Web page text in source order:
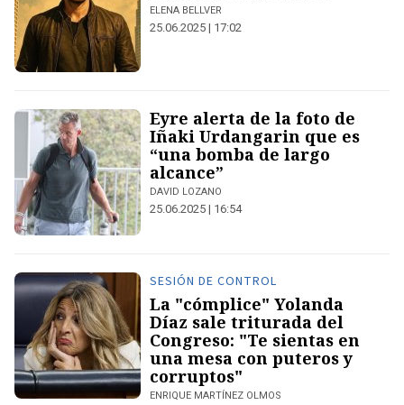
ELENA BELLVER
25.06.2025 | 17:02
Eyre alerta de la foto de
Iñaki Urdangarin que es
“una bomba de largo
alcance”
DAVID LOZANO
25.06.2025 | 16:54
SESIÓN DE CONTROL
La "cómplice" Yolanda
Díaz sale triturada del
Congreso: "Te sientas en
una mesa con puteros y
corruptos"
ENRIQUE MARTÍNEZ OLMOS